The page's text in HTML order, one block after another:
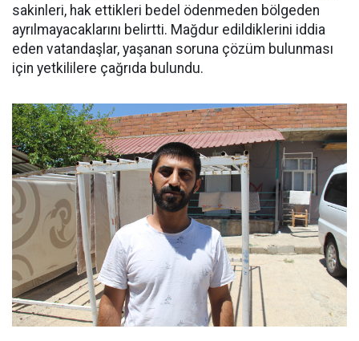
sakinleri, hak ettikleri bedel ödenmeden bölgeden
ayrılmayacaklarını belirtti. Mağdur edildiklerini iddia
eden vatandaşlar, yaşanan soruna çözüm bulunması
için yetkililere çağrıda bulundu.